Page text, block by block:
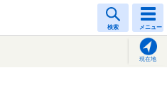
検索 メニュー
現在地